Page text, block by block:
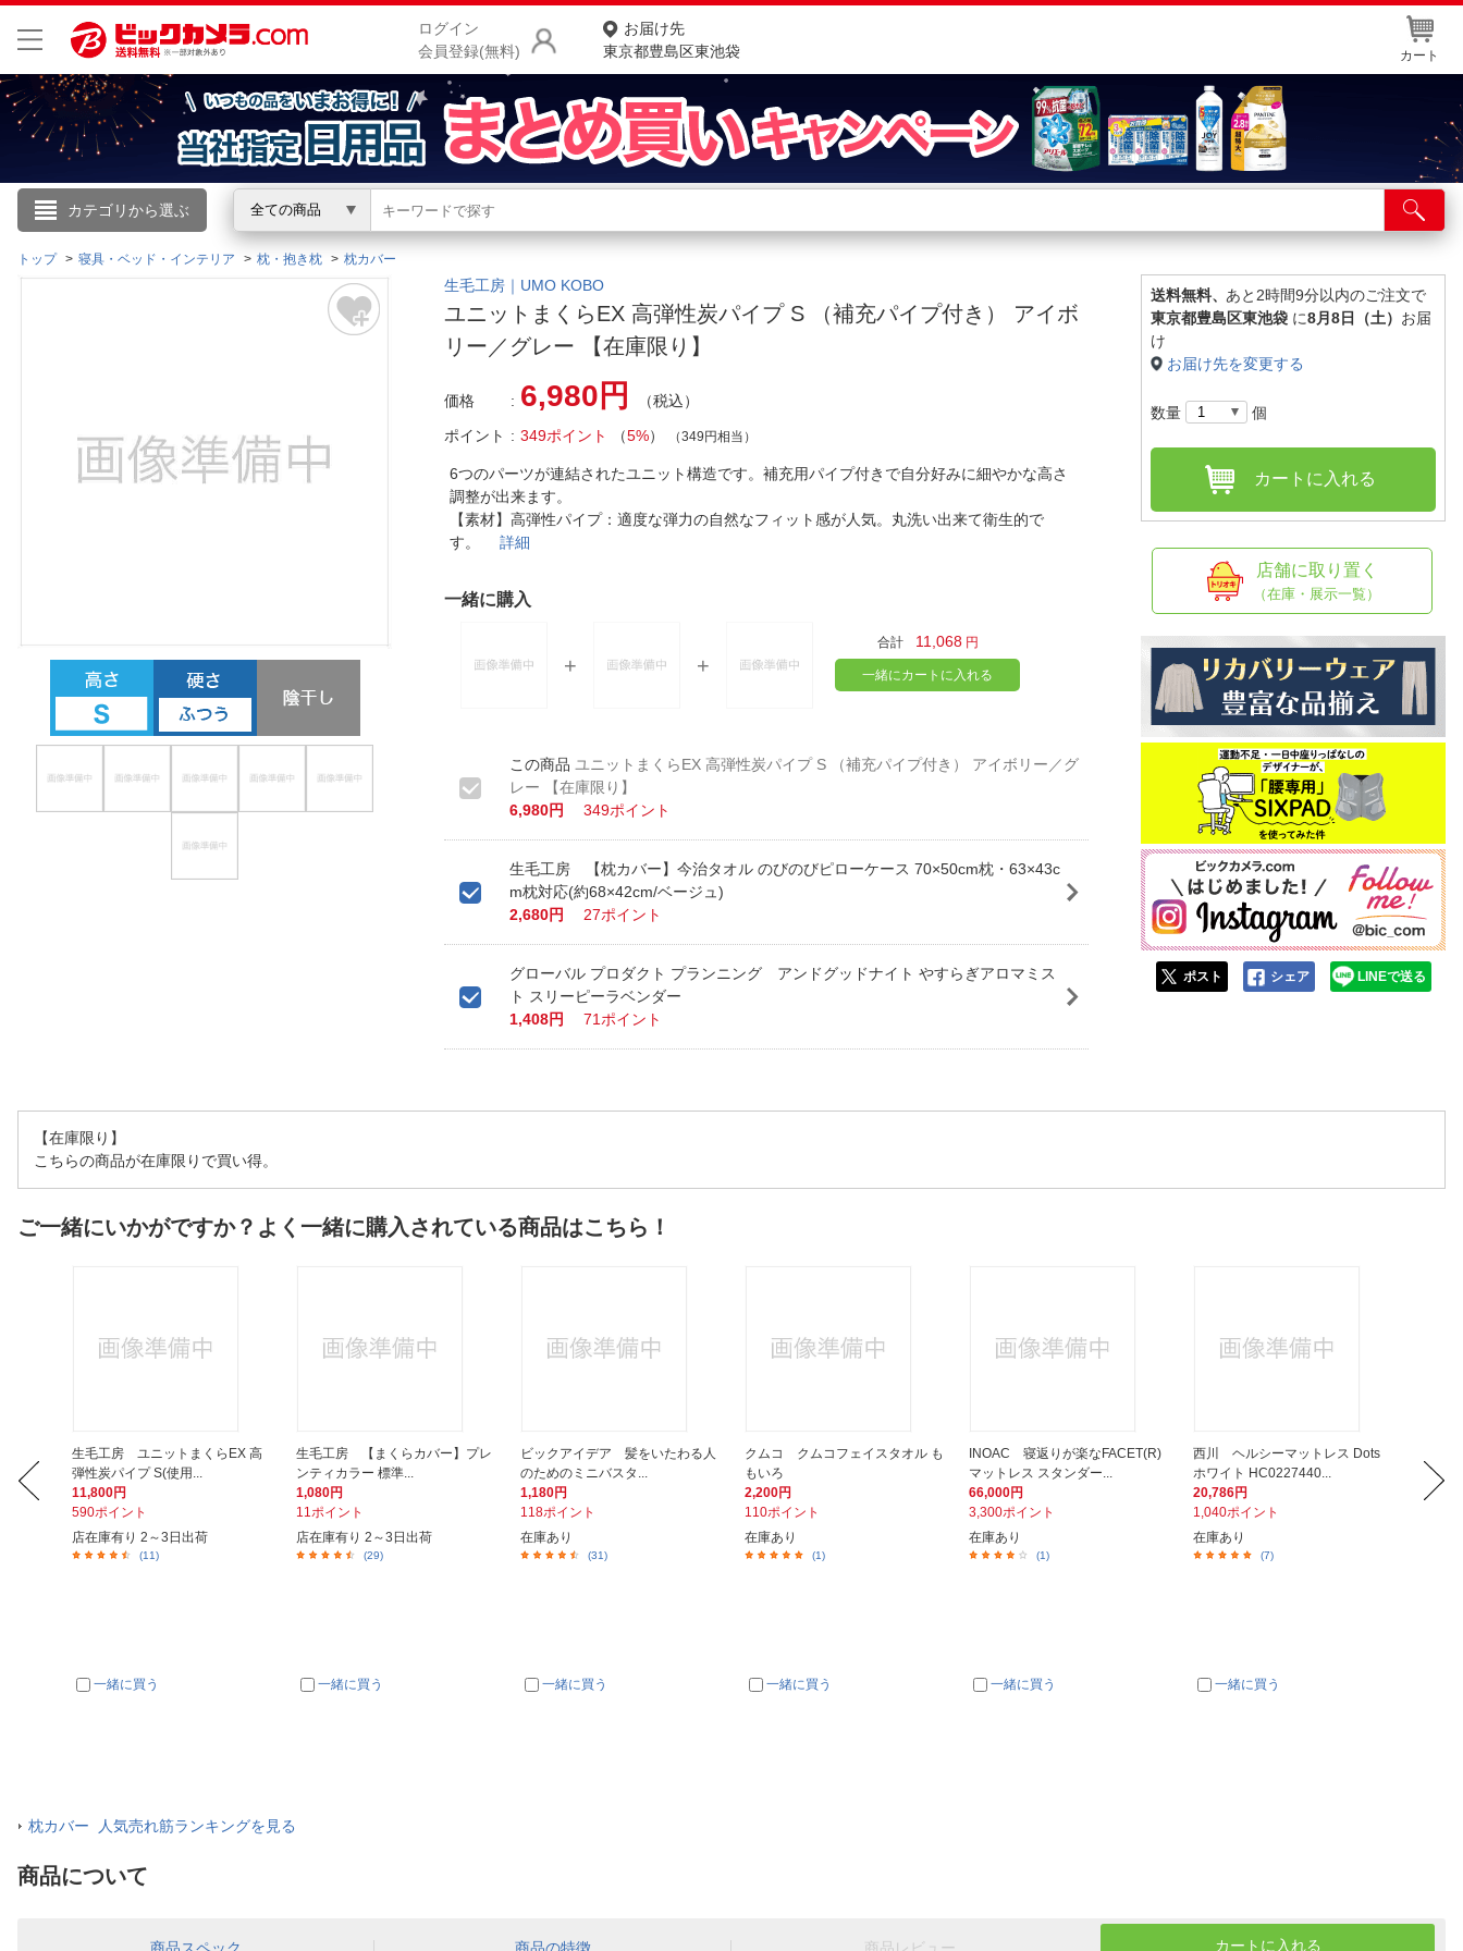
ログイン
会員登録(無料)
お届け先
東京都豊島区東池袋
カート
カテゴリから選ぶ 全ての商品
こんにちは
ログイン
閲覧履歴
商品をさがす
ランキングからさがす
カテゴリ一覧からさがす
お客様サポート
店舗サービス
ネット取り置き
店舗情報・店舗一覧
IR情報
English / 中文
トップ 寝具・ベッド・インテリア 枕・抱き枕 枕カバー
生毛工房｜UMO KOBO
ユニットまくらEX 高弾性炭パイプ S （補充パイプ付き） アイボ
リー／グレー 【在庫限り】
価格 6,980円
（税込）
ポイント
349ポイント （5%） （349円相当）
6つのパーツが連結されたユニット構造です。補充用パイプ付きで自分好みに細やかな高さ
調整が出来ます。
【素材】高弾性パイプ：適度な弾力の自然なフィット感が人気。丸洗い出来て衛生的で
す。詳細
一緒に購入
合計 11,068 円
一緒にカートに入れる
ユニットまくらEX 高弾性炭パイプ S （補充パイプ付き） アイボリー／グ
レー 【在庫限り】
6,980円
349ポイント
生毛工房 【枕カバー】今治タオル のびのびピローケース 70×50cm枕・63×43c
m枕対応(約68×42cm/ベージュ)
2,680円
27ポイント
グローバル プロダクト プランニング アンドグッドナイト やすらぎアロマミス
ト スリーピーラベンダー
1,408円
71ポイント
送料無料、 あと2時間9分以内のご注文で
東京都豊島区東池袋 に8月8日（土） お届
け
お届け先を変更する
数量 個
カートに入れる
店舗に取り置く
（在庫・展示一覧）
ポスト シェア LINEで送る
【在庫限り】
こちらの商品が在庫限りで買い得。
ご一緒にいかがですか？よく一緒に購入されている商品はこちら！
生毛工房 ユニットまくらEX 高
弾性炭パイプ S(使用...
11,800円
590ポイント
店在庫有り 2～3日出荷
(11)
一緒に買う
生毛工房 【まくらカバー】プレ
ンティカラー 標準...
1,080円
11ポイント
店在庫有り 2～3日出荷
(29)
一緒に買う
ビックアイデア 髪をいたわる人
のためのミニバスタ...
1,180円
118ポイント
在庫あり
(31)
一緒に買う
クムコ クムコフェイスタオル も
もいろ
2,200円
110ポイント
在庫あり
(1)
一緒に買う
INOAC 寝返りが楽なFACET(R)
マットレス スタンダー...
66,000円
3,300ポイント
在庫あり
(1)
一緒に買う
西川 ヘルシーマットレス Dots
ホワイト HC0227440...
20,786円
1,040ポイント
在庫あり
(7)
一緒に買う
lus ホ
34,447
枕カバー 人気売れ筋ランキングを見る
商品について
カートに入れる